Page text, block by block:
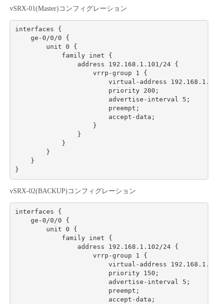
vSRX-01(Master)コンフィグレーション
interfaces {
    ge-0/0/0 {
        unit 0 {
            family inet {
                address 192.168.1.101/24 {
                    vrrp-group 1 {
virtual-address
                        priority 200;
                        advertise-interval 5;
                        preempt;
                        accept-data;
                    }
                }
            }
        }
    }
vSRX-02(BACKUP)コンフィグレーション
interfaces {
    ge-0/0/0 {
        unit 0 {
            family inet {
                address 192.168.1.102/24 {
                    vrrp-group 1 {
virtual-address
                        priority 150;
                        advertise-interval 5;
                        preempt;
                        accept-data;